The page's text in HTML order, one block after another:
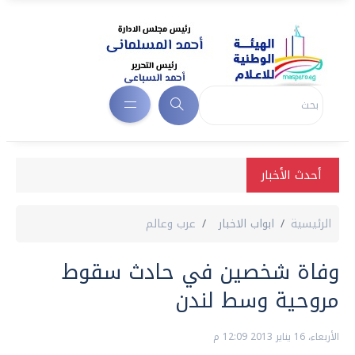
أحدث الأخبار
الرئيسية ابواب الاخبار عرب وعالم
وفاة شخصين في حادث سقوط
مروحية وسط لندن
الأربعاء، 16 يناير 2013 12:09 م